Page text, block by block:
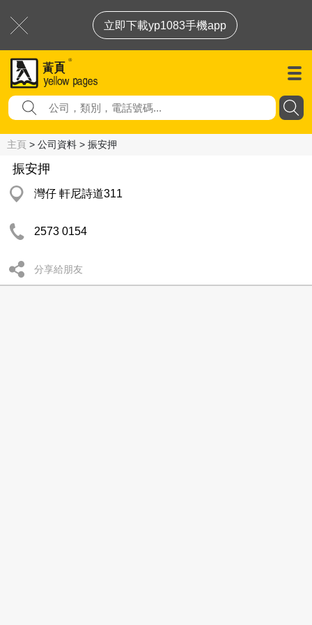
立即下載yp1083手機app
主頁 > 公司資料 > 振安押
振安押
灣仔 軒尼詩道311
2573 0154
分享給朋友